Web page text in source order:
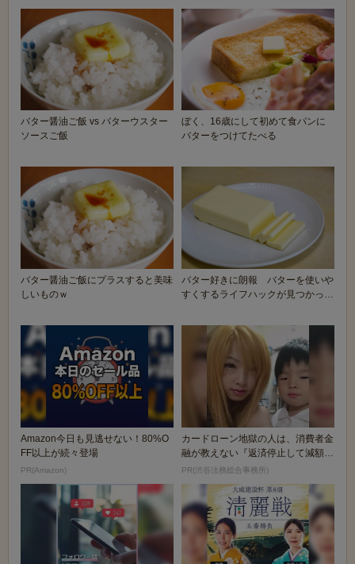
バター醤油ご飯 vs バターウスター
ソースご飯
ぼく、16歳にして初めて食パンに
バターをつけてたべる
バター醤油ご飯にプラスすると美味
しいものｗ
バター好きに朗報 バターを使いや
すくするライフハックが見つかった
Amazon今日も見逃せない！80%O
FF以上が続々登場
PR(Amazon)
カードローン地獄の人は、消費者金
融が教えない『返済停止して減額・
免除する方法』で...
PR(渋谷法務総合事務所)